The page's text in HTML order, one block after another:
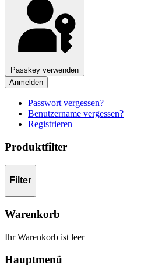
Passkey verwenden
Anmelden
Passwort vergessen?
Benutzername vergessen?
Registrieren
Produktfilter
Filter
Warenkorb
Ihr Warenkorb ist leer
Hauptmenü